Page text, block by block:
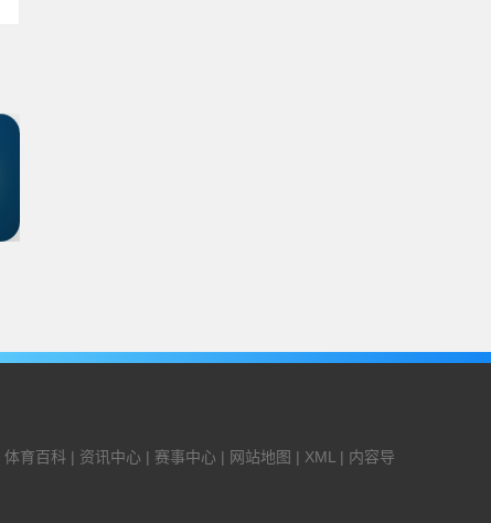
体育百科 | 资讯中心 | 赛事中心 | 网站地图 | XML | 内容导